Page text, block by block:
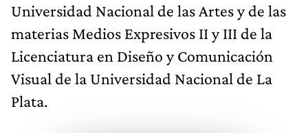
Universidad Nacional de las Artes y de las
materias Medios Expresivos II y III de la
Licenciatura en Diseño y Comunicación
Visual de la Universidad Nacional de La
Plata.